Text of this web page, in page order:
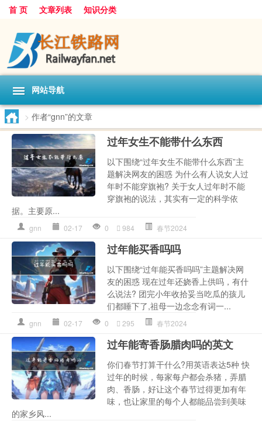
首 页 文章列表 知识分类
网站导航
> 作者“gnn”的文章
过年女生不能带什么东西
以下围绕“过年女生不能带什么东西”主
题解决网友的困惑 为什么有人说女人过
年时不能穿旗袍? 关于女人过年时不能
穿旗袍的说法，其实有一定的科学依
据。主要原...
gnn 02-17 0 984 春节2024
过年能买香吗吗
以下围绕“过年能买香吗吗”主题解决网
友的困惑 现在过年还娆香上供吗，有什
么说法? 团完小年收拾妥当吃瓜的孩儿
们都睡下了,祖母一边念念有词一...
gnn 02-17 0 295 春节2024
过年能寄香肠腊肉吗的英文
你们春节打算干什么?用英语表达5种 快
过年的时候，每家每户都会杀猪，弄腊
肉、香肠，好让这个春节过得更加有年
味，也让家里的每个人都能品尝到美味
的家乡风...